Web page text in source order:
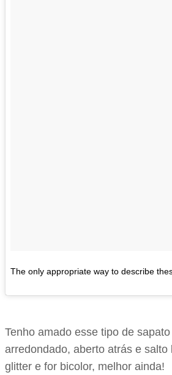
The only appropriate way to describe
Tenho amado esse tipo de
arredondado, aberto atrás e salto
glitter e for bicolor, melhor ainda!